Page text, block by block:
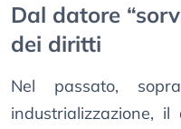
Dal datore
dei diritti
Nel passato,
industrializzazione,